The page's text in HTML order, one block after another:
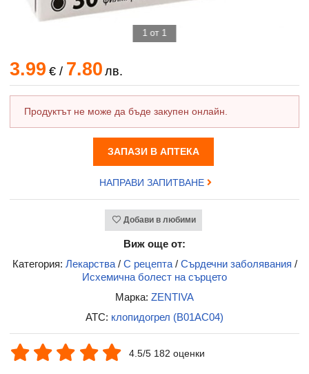
1 от 1
3.99 €/ 7.80 лв.
Продуктът не може да бъде закупен онлайн.
ЗАПАЗИ В АПТЕКА
НАПРАВИ ЗАПИТВАНЕ
Добави в любими
Виж още от:
Категория: Лекарства/ С рецепта/ Сърдечни заболявания /
Исхемична болест на сърцето
Марка: ZENTIVA
ATC: клопидогрел (B01AC04)
4.5/5 182 оценки